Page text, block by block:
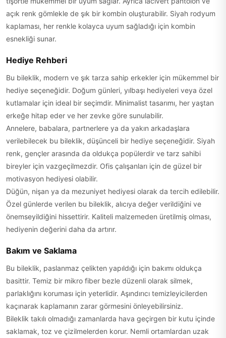
açık renk gömlekle de şık bir kombin oluşturabilir. Siyah rodyum
kaplaması, her renkle kolayca uyum sağladığı için kombin
esnekliği sunar.
Hediye Rehberi
Bu bileklik, modern ve şık tarza sahip erkekler için mükemmel bir
hediye seçeneğidir. Doğum günleri, yılbaşı hediyeleri veya özel
kutlamalar için ideal bir seçimdir. Minimalist tasarımı, her yaştan
erkeğe hitap eder ve her zevke göre sunulabilir.
Annelere, babalara, partnerlere ya da yakın arkadaşlara
verilebilecek bu bileklik, düşünceli bir hediye seçeneğidir. Siyah
renk, gençler arasında da oldukça popülerdir ve tarz sahibi
bireyler için vazgeçilmezdir. Ofis çalışanları için de güzel bir
motivasyon hediyesi olabilir.
Düğün, nişan ya da mezuniyet hediyesi olarak da tercih edilebilir.
Özel günlerde verilen bu bileklik, alıcıya değer verildiğini ve
önemseyildiğini hissettirir. Kaliteli malzemeden üretilmiş olması,
hediyenin değerini daha da artırır.
Bakım ve Saklama
Bu bileklik, paslanmaz çelikten yapıldığı için bakımı oldukça
basittir. Temiz bir mikro fiber bezle düzenli olarak silmek,
parlaklığını koruması için yeterlidir. Aşındırıcı temizleyicilerden
kaçınarak kaplamanın zarar görmesini önleyebilirsiniz.
Bileklik takılı olmadığı zamanlarda hava geçirgen bir kutu içinde
saklamak, toz ve çizilmelerden korur. Nemli ortamlardan uzak